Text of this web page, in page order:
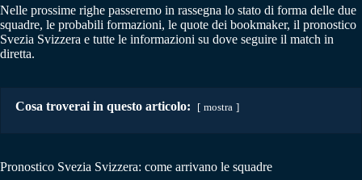
Nelle prossime righe passeremo in rassegna lo stato di forma delle due
squadre, le probabili formazioni, le quote dei bookmaker, il pronostico
Svezia Svizzera e tutte le informazioni su dove seguire il match in
diretta.
Cosa troverai in questo articolo: mostra
Pronostico Svezia Svizzera: come arrivano le squadre